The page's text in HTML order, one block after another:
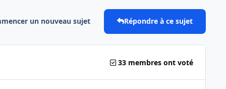
un nouveau sujet Répondre à ce sujet
33 membres ont voté